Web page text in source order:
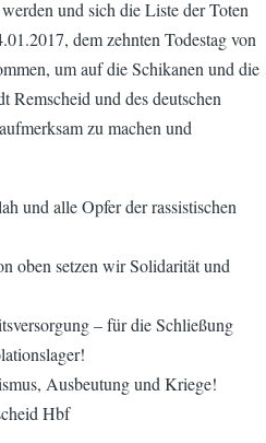
und sich die Liste der Toten
dem zehnten Todestag von
um auf die Schikanen und die
Remscheid und des deutschen
zu machen und
und alle Opfer der rassistischen
oben setzen wir Solidarität und
– für die Schließung
Ausbeutung und Kriege!
Hbf